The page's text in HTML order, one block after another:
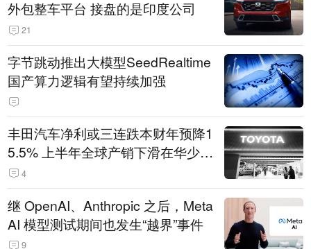
外包整车平台 接盘的是印度公司
21
字节跳动推出大模型SeedRealtime
国产算力逻辑有望持续加强
丰田汽车净利或三连跌本财年预降1
5.5% 上半年全球产销下滑在华少卖
14.3万辆
4
继 OpenAI、Anthropic 之后，Meta
AI 模型测试期间也发生“越界”事件
9